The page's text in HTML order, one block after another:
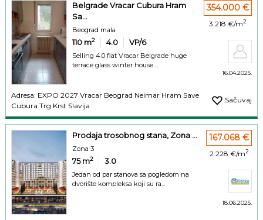
Belgrade Vracar Cubura Hram
Sa...
Beograd mala
110 m2 4.0 VP/6
Selling 4.0 flat Vracar Belgrade huge
terrace glass winter house ...
354.000 €
3.218 €/m2
16.04.2025.
Adresa: EXPO 2027 Vracar Beograd Neimar Hram Save
Cubura Trg Krst Slavija
Sačuvaj
Prodaja trosobnog stana, Zona ...
Zona 3
75m2 3.0
Jedan od par stanova sa pogledom na
dvorište kompleksa koji su ra...
167.068 €
2.228 €/m2
18.06.2025.